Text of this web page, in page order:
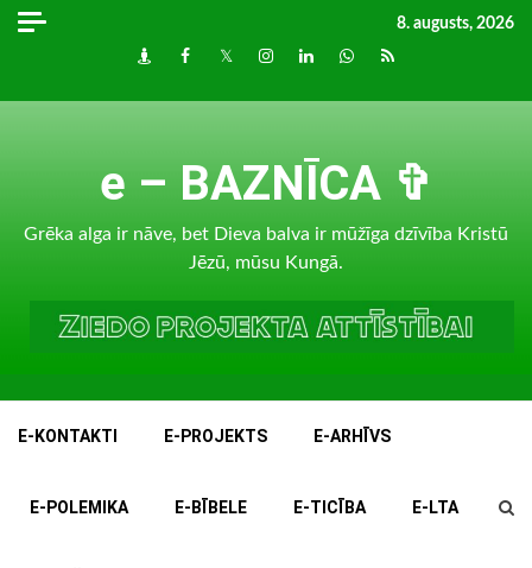
Skip
8. augusts, 2026
DraugiemFacebook
TwitterInstagram
LinkedInwhatsapp
RSS
e – BAZNĪCA ✞
Grēka alga ir nāve, bet Dieva balva ir mūžīga dzīvība Kristū
Jēzū, mūsu Kungā.
E-KONTAKTI E-PROJEKTS E-ARHĪVS
E-POLEMIKA E-BĪBELE E-TICĪBA E-LTA